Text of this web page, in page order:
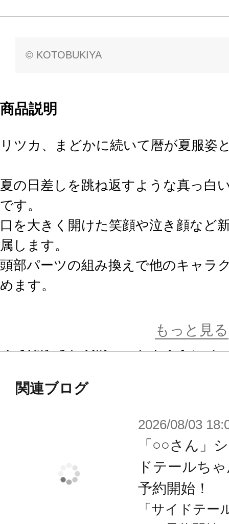
© KOTOBUKIYA
商品説明
リツカ、まどかに続いて暦が夏服姿
夏の日差しを跳ね返すような真っ白
です。
口を大きく開けた笑顔や泣き顔など
属します。
頭部パーツの組み換えで他のキャラ
めます。
プラモデルが初めてという人にも楽
また組み立てに時間がかからないよ
組み立てるだけでもイメージに近い
ャレンジしてみてください。
※組み立てには別途ニッパーなどの
作時間には個人差があります。
もっと見る
関連ブログ
2026/08/03
「○○さん」
ドテールち
予約開始！
「サイドテー